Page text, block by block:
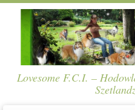
Lovesome F.C.I. –